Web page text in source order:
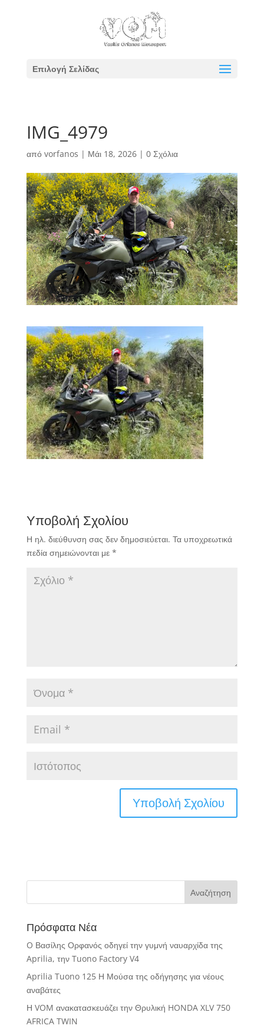
Επιλογή Σελίδας
IMG_4979
από vorfanos | Μάι 18, 2026| 0 Σχόλια
Υποβολή Σχολίου
Η ηλ. διεύθυνση σας δεν δημοσιεύεται. Τα υποχρεωτικά
πεδία σημειώνονται με *
Πρόσφατα Νέα
O Βασίλης Ορφανός οδηγεί την γυμνή ναυαρχίδα της
Aprilia, την Tuono Factory V4
Aprilia Tuono 125 Η Μούσα της οδήγησης για νέους
αναβάτες
Η VOM ανακατασκευάζει την Θρυλική HONDA XLV 750
AFRICA TWIN